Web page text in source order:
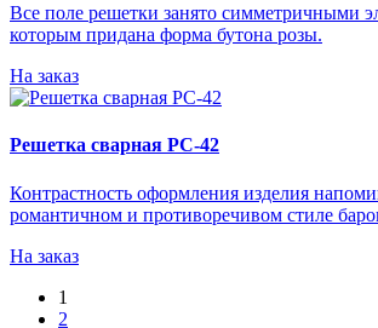
Все поле решетки занято симметричными
которым придана форма бутона розы.
На заказ
Решетка сварная РС-42
Контрастность оформления изделия
романтичном и противоречивом стиле
На заказ
1
2